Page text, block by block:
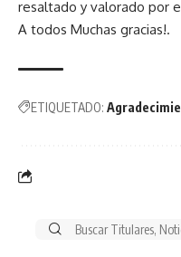
resaltado y valorado por
A todos Muchas gracias!.
ETIQUETADO:
Buscar